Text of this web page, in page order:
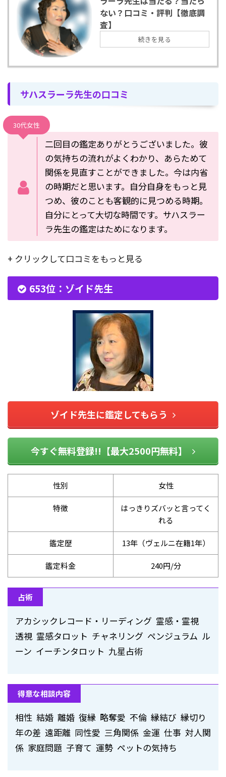
ない？口コミ・評判【徹底調
査】
続きを見る
サハスラーラ先生の口コミ
30代女性
二回目の鑑定ありがとうございました。彼
の気持ちの流れがよくわかり、あらためて
関係を見直すことができました。今は内省
の時期だと思います。自分自身をもっと見
つめ、彼のことも客観的に見つめる時期。
自分にとって大切な時間です。サハスラー
ラ先生の鑑定はためになります。
+ クリックして口コミをもっと見る
653位：ゾイド先生
ゾイド先生に鑑定してもらう
今すぐ無料登録!!【最大2500円無料】
性別 女性
特徴
はっきりズバッと言ってく
れる
鑑定歴 13年（ヴェルニ在籍1年）
鑑定料金 240円/分
占術
アカシックレコード・リーディング 霊感・霊視
透視 霊感タロット チャネリング ペンジュラム ル
ーン イーチンタロット 九星占術
得意な相談内容
相性 結婚 離婚 復縁 略奪愛 不倫 縁結び 縁切り
年の差 遠距離 同性愛 三角関係 金運 仕事 対人関
係 家庭問題 子育て 運勢 ペットの気持ち